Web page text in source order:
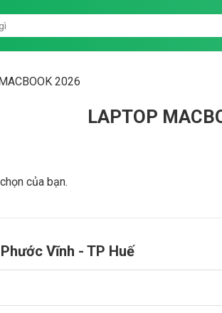
2026
LAPTOP
của bạn.
Vĩnh - TP Huế